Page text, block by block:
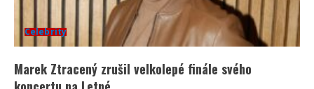
Celebrity
Marek Ztracený zrušil velkolepé finále svého